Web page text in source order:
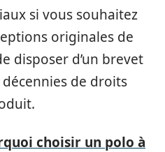
si vous souhaitez
originales de
disposer d’un brevet
de droits
choisir un polo à